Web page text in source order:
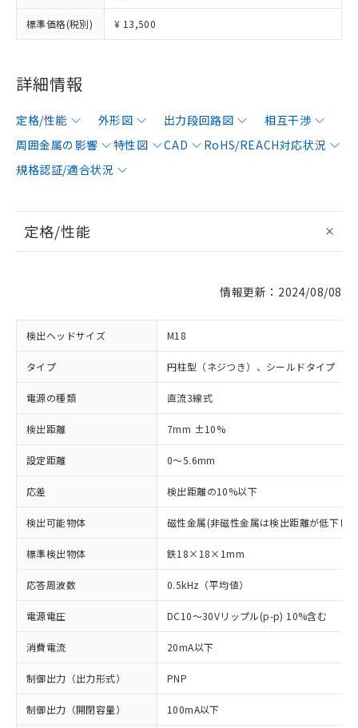
標準価格(税別) ¥ 13,500
詳細情報
定格/性能 外形図 出力段回路図
相互干渉
周囲金属の影響
特性図 CAD
RoHS/REACH対応状況
規格認証/適合状況
定格/性能
情報更新：2024/08/08
検出ヘッドサイズ M18
タイプ 円柱型（ネジつき）、シールドタイプ
電源の種類 直流3線式
検出距離 7mm ±10%
設定距離 0～5.6mm
応差 検出距離の10%以下
検出可能物体 磁性金属(非磁性金属は検出距離が低下し
標準検出物体 鉄18×18×1mm
応答周波数 0.5kHz（平均値）
電源電圧 DC10～30Vリップル(p-p) 10%含む
消費電流 20mA以下
制御出力（出力形式） PNP
制御出力（開閉容量） 100mA以下